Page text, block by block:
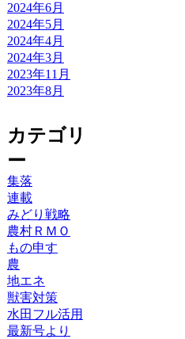
2024年6月
2024年5月
2024年4月
2024年3月
2023年11月
2023年8月
カテゴリ
ー
集落
連載
みどり戦略
農村ＲＭＯ
もの申す
農
地エネ
獣害対策
水田フル活用
最新号より